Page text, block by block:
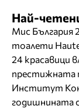
Най-
Мис България
тоалети
24 красавици
престижната
Институт
годишнината